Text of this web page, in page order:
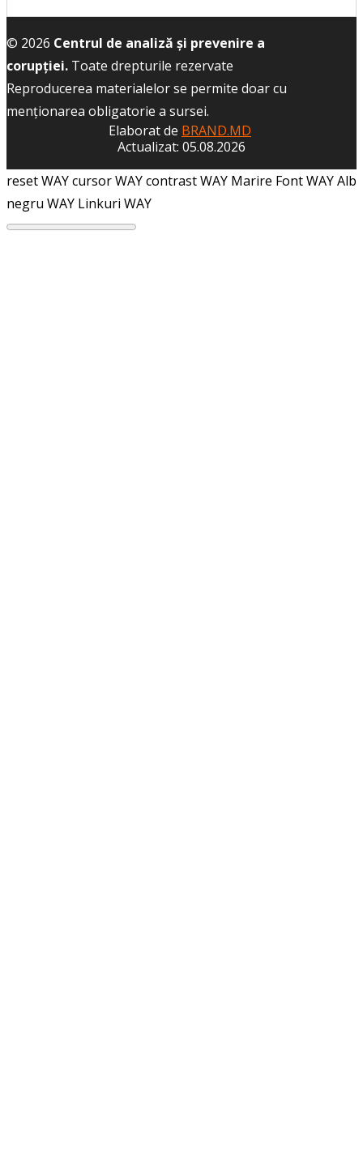
© 2026 Centrul de analiză și prevenire a
corupției. Toate drepturile rezervate
Reproducerea materialelor se permite doar cu
menţionarea obligatorie a sursei.
Elaborat de BRAND.MD
Actualizat: 05.08.2026
reset WAYcursor WAYcontrast WAY Marire Font WAYAlb
negru WAY Linkuri WAY